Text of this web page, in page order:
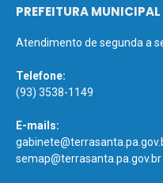
PREFEITURA
Atendimento de segunda a
Telefone:
(93) 3538-1149
E-mails:
semap@terrasanta.pa.gov.br